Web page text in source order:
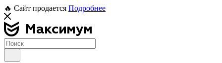
🔥 Сайт продается Подробнее